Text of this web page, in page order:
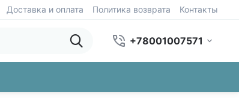
Доставка и оплата Политика возврата Контакты
+78001007571